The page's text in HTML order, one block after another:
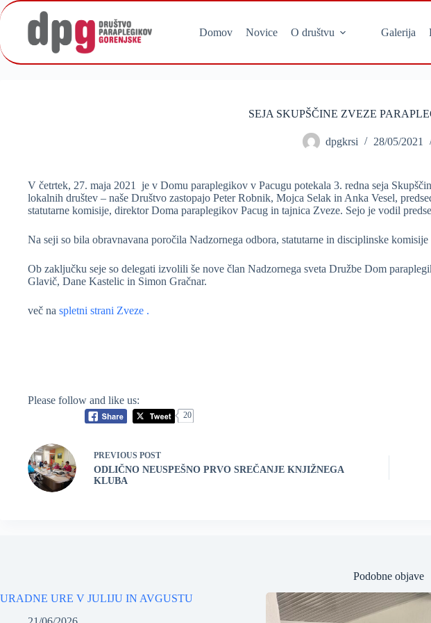
Skip
to
Domov Novice O društvu Galerija
SEJA SKUPŠČINE ZVEZE
dpgkrsi 28/05/2021
V četrtek, 27. maja 2021 je v Domu paraplegikov v Pacugu potekala 3. redna seja
lokalnih društev – naše Društvo zastopajo Peter Robnik, Mojca Selak in Anka Vesel,
statutarne komisije, direktor Doma paraplegikov Pacug in tajnica Zveze. Sejo je vodil
Na seji so bila obravnavana poročila Nadzornega odbora, statutarne in disciplinske
Ob zaključku seje so delegati izvolili še nove član Nadzornega sveta Družbe Dom
Glavič, Dane Kastelic in Simon Gračnar.
več na spletni strani Zveze .
Please follow and like us:
20
PREVIOUS POST
ODLIČNO NEUSPEŠNO PRVO SREČANJE KNJIŽNEGA
KLUBA
Podobne objave
URADNE URE V JULIJU IN AVGUSTU